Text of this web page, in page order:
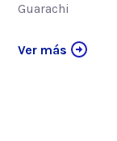
Guarachi
Ver más